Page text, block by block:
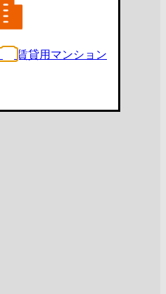
賃貸用マンション